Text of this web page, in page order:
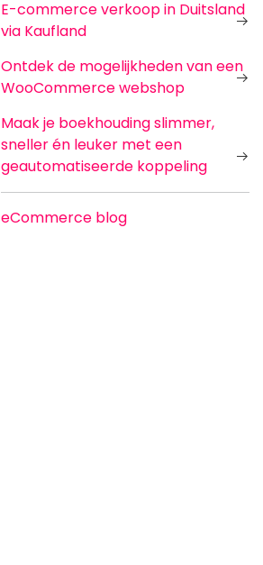
E-commerce verkoop in Duitsland
via Kaufland
Ontdek de mogelijkheden van een
WooCommerce webshop
Maak je boekhouding slimmer,
sneller én leuker met een
geautomatiseerde koppeling
eCommerce blog